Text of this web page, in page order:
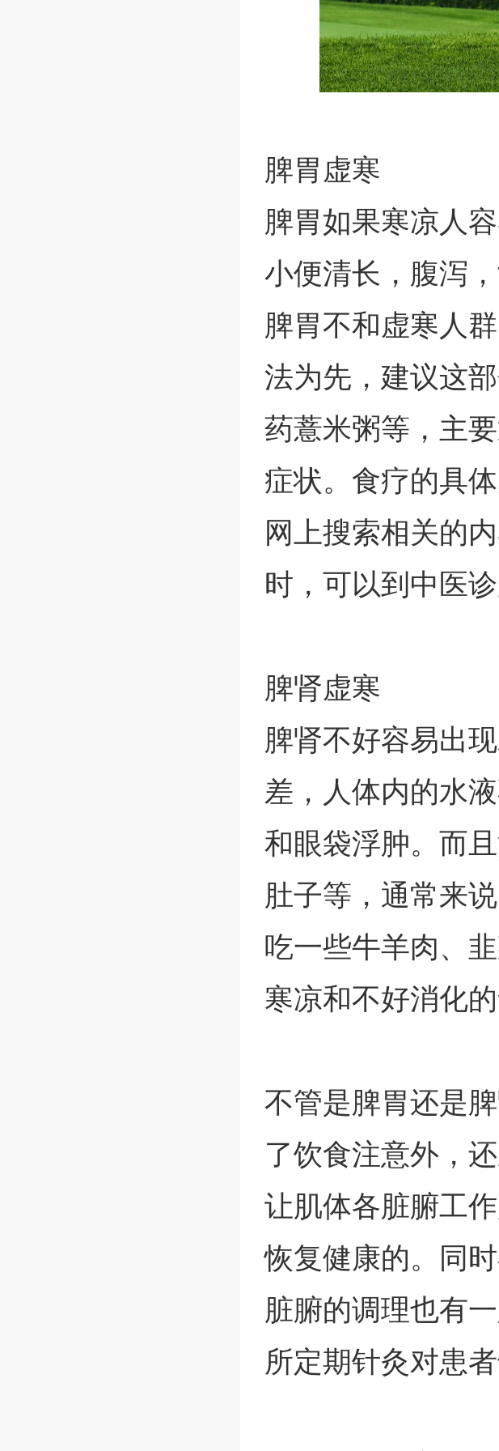
脾胃虚寒
脾胃如果寒凉人
小便清长，腹泻
脾胃不和虚寒人
法为先，建议这
药薏米粥等，主
症状。食疗的具
网上搜索相关的
时，可以到中医
脾肾虚寒
脾肾不好容易出
差，人体内的水
和眼袋浮肿。而
肚子等，通常来
吃一些牛羊肉、
寒凉和不好消化的
不管是脾胃还是
了饮食注意外，
让肌体各脏腑工
恢复健康的。同
脏腑的调理也有
所定期针灸对患者